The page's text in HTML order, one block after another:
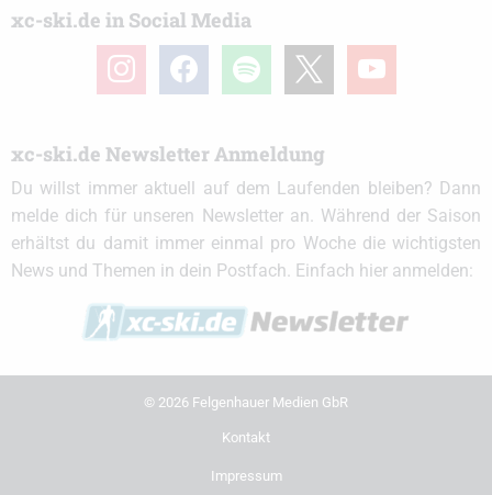
xc-ski.de in Social Media
instagramfacebook spotify youtube
xc-ski.de Newsletter Anmeldung
Du willst immer aktuell auf dem Laufenden bleiben? Dann
melde dich für unseren Newsletter an. Während der Saison
erhältst du damit immer einmal pro Woche die wichtigsten
News und Themen in dein Postfach. Einfach hier anmelden:
© 2026 Felgenhauer Medien GbR
Kontakt
Impressum